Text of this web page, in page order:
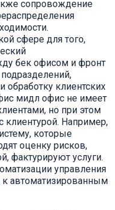
сопровождение
сфере для того,
бек офисом и фронт
обработку клиентских
мидл офис не имеет
но при этом
клиентурой. Например,
которые
оценку рисков,
фактурируют услуги.
управления
автоматизированным